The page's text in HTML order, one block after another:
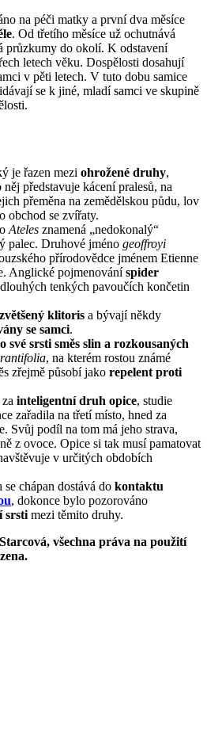
na péči matky a první dva měsíce
. Od třetího měsíce už ochutnává
průzkumy do okolí. K odstavení
letech věku. Dospělosti dosahují
v pěti letech. V tuto dobu samice
se k jiné, mladí samci ve skupině
je řazen mezi ohrožené druhy,
představuje kácení pralesů, na
přeměna na zemědělskou půdu, lov
obchod se zvířaty.
Ateles znamená „nedokonalý“
palec. Druhové jméno geoffroyi
přírodovědce jménem Etienne
Anglické pojmenováníspider
tenkých pavoučích končetin
zvětšený klitoris a bývají někdy
se samci.
své srsti směs slin a rozkousaných
, na kterém rostou známé
zřejmě působí jako repelent proti
inteligentní druh opice, studie
zařadila na třetí místo, hned za
Svůj podíl na tom má jeho strava,
z ovoce. Opice si tak musí pamatovat
v určitých obdobích
chápan dostává do kontaktu
, dokonce bylo pozorováno
srsti mezi těmito druhy.
všechna práva na použití